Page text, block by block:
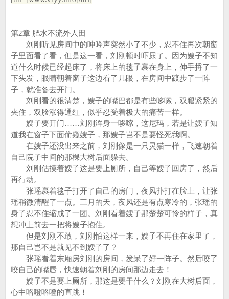
第2章 肥水不流外人田
刘刚听见房间中的呻吟声突然小了不少，忍不住再次朝窗
子里面看了看，但是这一看，刘刚顿时吓尿了。因为嫂子不知
道什么时候已经起床了，将床上的毯子裹在身上，伸手捋了一
下头发，眼睛朝着窗子这边看了几眼，在房间中踱步了一阵
子，就准备去开门。
刘刚看的很清楚，嫂子的嘴巴都是有些哆嗦，双腿紧紧的
夹住，双脸涨得通红，似乎忍受着极大的痛苦一样。
嫂子要开门……刘刚浑身一哆嗦，这尼玛，若是让嫂子知
道我在窗子下面偷窥嫂子，那嫂子岂不是要怪死我啊。
在嫂子还没出来之前，刘刚像是一只灵猫一样，飞速朝着
自己院子中间的那棵大树后面躲去。
刘刚估摸着嫂子这是要上厕所，自己等嫂子回房了，然后
再行动。
张瑶裹着毯子打开了自己的房门，夜风扑打在脸上，让张
瑶稍微清醒了一点。三月的天，夜风还是有点寒冷的，张瑶的
身子忍不住缩成了一团。刘刚看着嫂子那楚楚可怜的样子，真
想冲上前去一把将嫂子抱住。
但是刘刚不敢，刘刚怕这样一来，嫂子不再住在家里了，
那自己岂不是就见不到嫂子了？
张瑶看着东厢房刘刚的房间，发呆了好一阵子。然后咬了
咬自己的嘴唇，快速朝着刘刚的房间那边走去！
嫂子不是要上厕所，那这是要干什么？刘刚在大树后面，
心中咯噔咯噔的直跳！